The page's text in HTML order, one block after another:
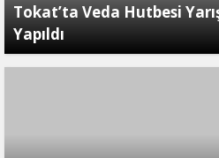
Tokat’ta Veda Hutbesi
Yapıldı